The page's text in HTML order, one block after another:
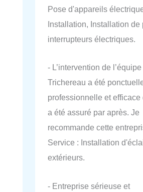
Pose d'appareils
Installation, Installation de
interrupteurs électriques.
- L’intervention de
Trichereau a été
professionnelle et efficace
a été assuré par après. Je
recommande cette
Service : Installation
extérieurs.
- Entreprise sérieuse et